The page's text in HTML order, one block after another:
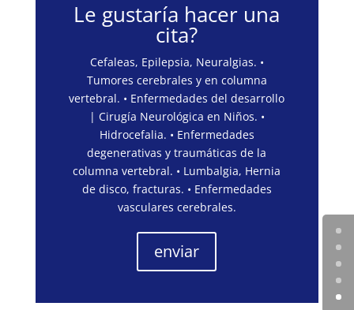
Le gustaría hacer una
cita?
Cefaleas, Epilepsia, Neuralgias. •
Tumores cerebrales y en columna
vertebral. • Enfermedades del desarrollo
| Cirugía Neurológica en Niños. •
Hidrocefalia. • Enfermedades
degenerativas y traumáticas de la
columna vertebral. • Lumbalgia, Hernia
de disco, fracturas. • Enfermedades
vasculares cerebrales.
enviar